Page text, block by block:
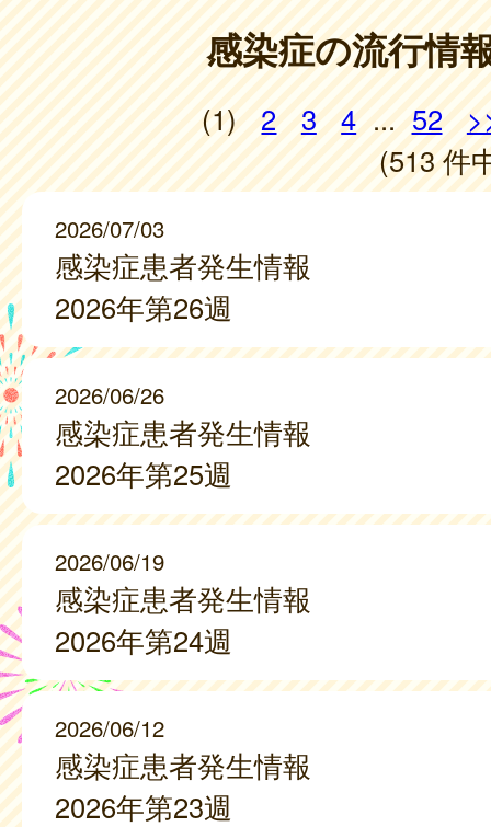
感染症の流行情
(1) 2 3 4 ... 52
(513 件
2026/07/03
感染症患者発生情報
2026年第26週
2026/06/26
感染症患者発生情報
2026年第25週
2026/06/19
感染症患者発生情報
2026年第24週
2026/06/12
感染症患者発生情報
2026年第23週